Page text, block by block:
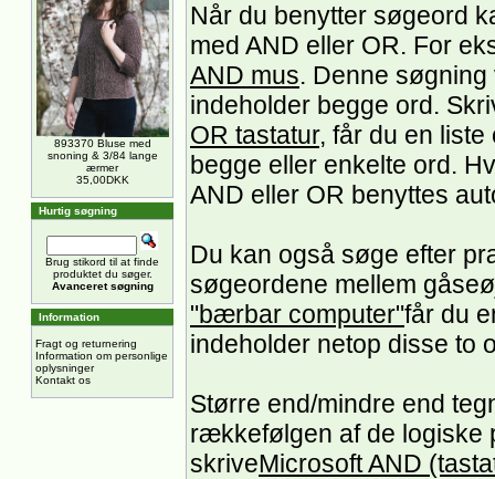
893370 Bluse med
snoning & 3/84 lange
ærmer
35,00DKK
Hurtig søgning
Brug stikord til at finde
produktet du søger.
Avanceret søgning
Information
Fragt og returnering
Information om personlige
oplysninger
Kontakt os
Når du benytter søgeord
med AND eller OR. For
AND mus. Denne
indeholder begge ord.
OR tastatur, får du en
begge eller enkelte ord.
AND eller OR benyttes
Du kan også søge efter
søgeordene mellem
"bærbar computer"får du
indeholder netop disse to
Større end/mindre end
rækkefølgen af de logiske
skriveMicrosoft AND